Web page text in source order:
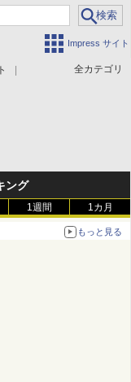
Impress サイト
全カテゴリ
ング
1週間 1カ月
もっと見る